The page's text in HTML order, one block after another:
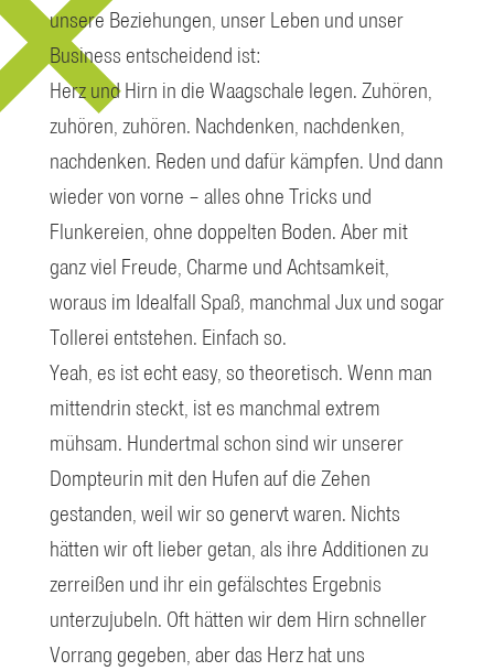
unsere Beziehungen, unser Leben und unser
Business entscheidend ist:
Herz und Hirn in die Waagschale legen. Zuhören,
zuhören, zuhören. Nachdenken, nachdenken,
nachdenken. Reden und dafür kämpfen. Und dann
wieder von vorne – alles ohne Tricks und
Flunkereien, ohne doppelten Boden. Aber mit
ganz viel Freude, Charme und Achtsamkeit,
woraus im Idealfall Spaß, manchmal Jux und sogar
Tollerei entstehen. Einfach so.
Yeah, es ist echt easy, so theoretisch. Wenn man
mittendrin steckt, ist es manchmal extrem
mühsam. Hundertmal schon sind wir unserer
Dompteurin mit den Hufen auf die Zehen
gestanden, weil wir so genervt waren. Nichts
hätten wir oft lieber getan, als ihre Additionen zu
zerreißen und ihr ein gefälschtes Ergebnis
unterzujubeln. Oft hätten wir dem Hirn schneller
Vorrang gegeben, aber das Herz hat uns